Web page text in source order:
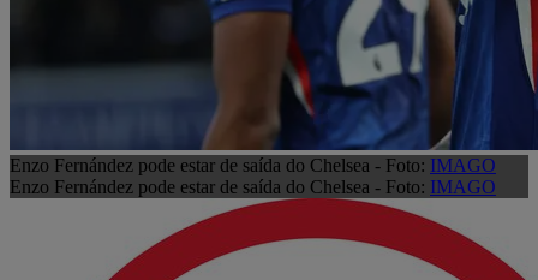
Enzo Fernández pode estar de saída do Chelsea - Foto: IMAGO
Enzo Fernández pode estar de saída do Chelsea - Foto: IMAGO